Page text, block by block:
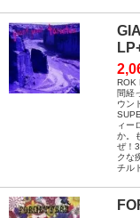
ROK
間経
ウン
ィー
か。
ぜ！
クな
チル